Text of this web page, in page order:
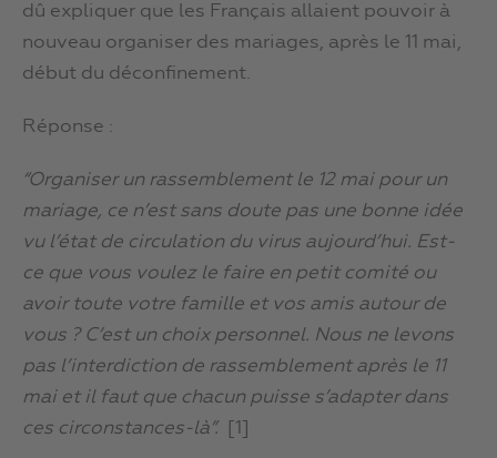
dû expliquer que les Français allaient pouvoir à
nouveau organiser des mariages, après le 11 mai,
début du déconfinement.
Réponse :
“Organiser un rassemblement le 12 mai pour un
mariage, ce n’est sans doute pas une bonne idée
vu l’état de circulation du virus aujourd’hui. Est-
ce que vous voulez le faire en petit comité ou
avoir toute votre famille et vos amis autour de
vous ? C’est un choix personnel. Nous ne levons
pas l’interdiction de rassemblement après le 11
mai et il faut que chacun puisse s’adapter dans
ces circonstances-là”. [1]